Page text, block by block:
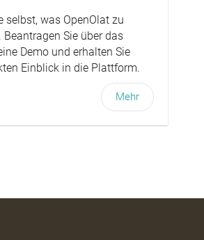
selbst, was OpenOlat zu
Beantragen Sie über das
Demo und erhalten Sie
Einblick in die Plattform.
Mehr